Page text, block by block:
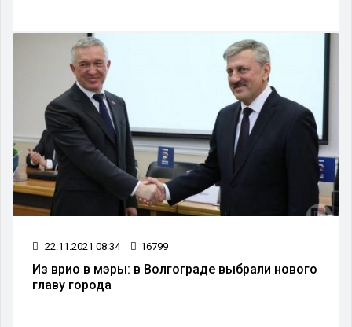
22.11.2021 08:34 16799
Из врио в мэры: в Волгограде выбрали нового
главу города